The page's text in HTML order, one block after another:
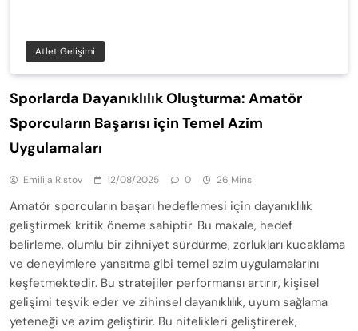
Atlet Gelişimi
Sporlarda Dayanıklılık Oluşturma: Amatör
Sporcuların Başarısı için Temel Azim
Uygulamaları
Emilija Ristov 12/08/2025 0 26 Mins
Amatör sporcuların başarı hedeflemesi için dayanıklılık
geliştirmek kritik öneme sahiptir. Bu makale, hedef
belirleme, olumlu bir zihniyet sürdürme, zorlukları kucaklama
ve deneyimlere yansıtma gibi temel azim uygulamalarını
keşfetmektedir. Bu stratejiler performansı artırır, kişisel
gelişimi teşvik eder ve zihinsel dayanıklılık, uyum sağlama
yeteneği ve azim geliştirir. Bu nitelikleri geliştirerek,